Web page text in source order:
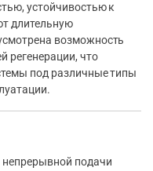
устойчивостью к
длительную
возможность
регенерации, что
под различные типы
непрерывной подачи